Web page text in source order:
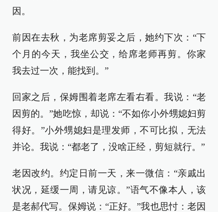
因。
前因在去秋，为老席剪妥之后，她约下次：“下
个月的今天，我坐公交，给席老师再剪。你家
我去过一次，能找到。”
回家之后，保姆围着老席左看右看。我说：“老
因剪的。”她吃惊，却说：“不如你小外甥媳妇剪
得好。”小外甥媳妇是理发师，不可比拟，无法
并论。我说：“都老了，没啥正经，剪短就行。”
老因改约。约定日前一天，来一微信：“亲戚出
状况，延缓一周，请见谅。”语气不像本人，该
是老郝代写。保姆说：“正好。”我也思忖：老因